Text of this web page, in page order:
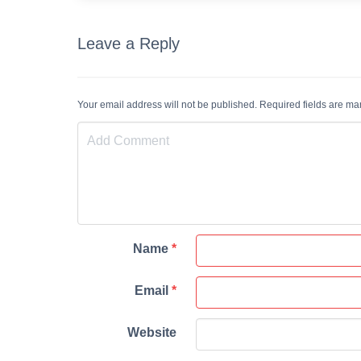
Leave a Reply
Your email address will not be published. Required fields are
Name *
Email *
Website